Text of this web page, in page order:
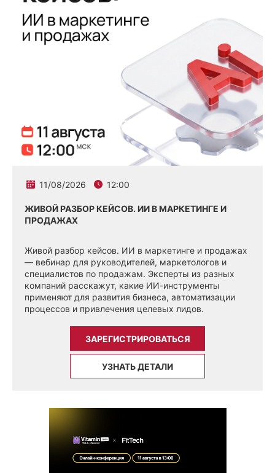
11/08/2026 12:00
ЖИВОЙ РАЗБОР КЕЙСОВ. ИИ В МАРКЕТИНГЕ И
ПРОДАЖАХ
Живой разбор кейсов. ИИ в маркетинге и продажах
— вебинар для руководителей, маркетологов и
специалистов по продажам. Эксперты из разных
компаний расскажут, какие ИИ-инструменты
применяют для развития бизнеса, автоматизации
процессов и привлечения целевых лидов.
ЗАРЕГИСТРИРОВАТЬСЯ
УЗНАТЬ ДЕТАЛИ